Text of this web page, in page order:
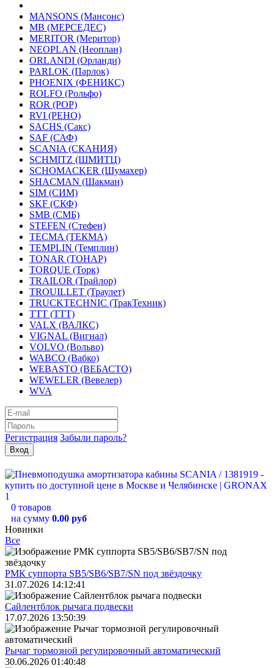
MANSONS (Мансонс)
MB (МЕРСЕДЕС)
MERITOR (Меритор)
NEOPLAN (Неоплан)
ORLANDI (Орланди)
PARLOK (Парлок)
PHOENIX (ФЕНИКС)
ROLFO (Рольфо)
ROR (РОР)
RVI (РЕНО)
SACHS (Сакс)
SAF (САФ)
SCANIA (СКАНИЯ)
SCHMITZ (ШМИТЦ)
SCHOMACKER (Шумахер)
SHACMAN (Шакман)
SIM (СИМ)
SKF (СКФ)
SMB (СМБ)
STEFEN (Стефен)
TECMA (ТЕКМА)
TEMPLIN (Темплин)
TONAR (ТОНАР)
TORQUE (Торк)
TRAILOR (Трайлор)
TROUILLET (Траулет)
TRUCKTECHNIC (ТракТехник)
TTT (ТТТ)
VALX (ВАЛКС)
VIGNAL (Вигнал)
VOLVO (Вольво)
WABCO (Вабко)
WEBASTO (ВЕБАСТО)
WEWELER (Вевелер)
WVA
Регистрация Забыли пароль?
0 товаров
на сумму 0.00 руб
Новинки
Все
РМК суппорта SB5/SB6/SB7/SN под звёздочку
31.07.2026 14:12:41
Сайлентблок рычага подвески
17.07.2026 13:50:39
Рычаг тормозной регулировочный автоматический
30.06.2026 01:40:48